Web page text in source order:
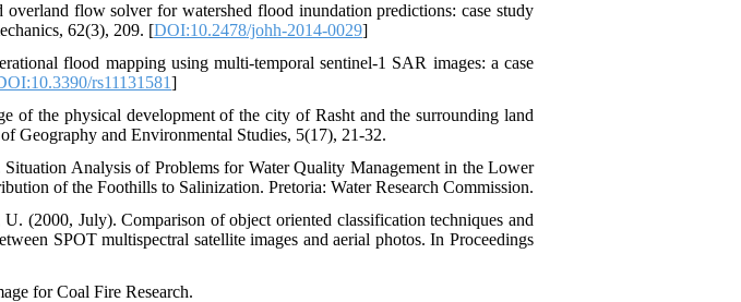
flow solver for watershed flood inundation predictions: case study
62(3), 209.‌ [DOI:10.2478/johh-2014-0029]
flood mapping using multi-temporal sentinel-1 SAR images: a case
rs11131581]
of the physical development of the city of Rasht and the surrounding land
Geography and Environmental Studies, 5(17), 21-32.‌
Analysis of Problems for Water Quality Management in the Lower
of the Foothills to Salinization. Pretoria: Water Research Commission.
(2000, July). Comparison of object oriented classification techniques and
SPOT multispectral satellite images and aerial photos. In Proceedings
for Coal Fire Research.